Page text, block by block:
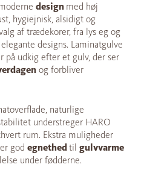
design med høj
hygiejnisk, alsidigt og
af trædekorer, fra lys eg og
designs. Laminatgulve
på udkig efter et gulv, der ser
og forbliver
naturlige
understreger HARO
rum. Ekstra muligheder
god egnethedtil gulvvarme
under fødderne.